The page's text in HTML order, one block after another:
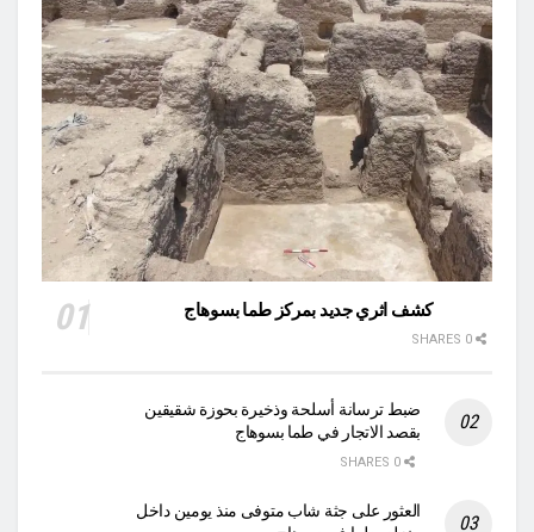
كشف اثري جديد بمركز طما بسوهاج
ضبط ترسانة أسلحة وذخيرة بحوزة شقيقين
بقصد الاتجار في طما بسوهاج
العثور على جثة شاب متوفى منذ يومين داخل